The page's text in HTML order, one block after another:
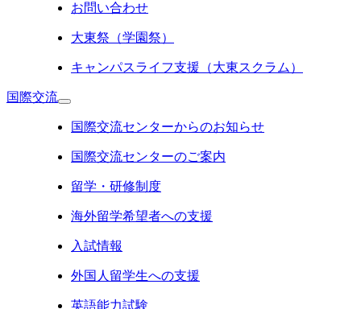
お問い合わせ
大東祭（学園祭）
キャンパスライフ支援（大東スクラム）
国際交流
国際交流センターからのお知らせ
国際交流センターのご案内
留学・研修制度
海外留学希望者への支援
入試情報
外国人留学生への支援
英語能力試験